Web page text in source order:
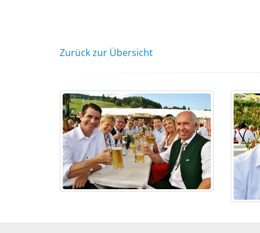
Zurück zur Übersicht